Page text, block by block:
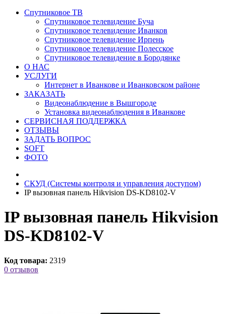
Спутниковое ТВ
Спутниковое телевидение Буча
Спутниковое телевидение Иванков
Спутниковое телевидение Ирпень
Спутниковое телевидение Полесское
Спутниковое телевидение в Бородянке
О НАС
УСЛУГИ
Интернет в Иванкове и Иванковском районе
ЗАКАЗАТЬ
Видеонаблюдение в Вышгороде
Установка видеонаблюдения в Иванкове
СЕРВИСНАЯ ПОДДЕРЖКА
ОТЗЫВЫ
ЗАДАТЬ ВОПРОС
SOFT
ФОТО
СКУД (Системы контроля и управления доступом)
IP вызовная панель Hikvision DS-KD8102-V
IP вызовная панель Hikvision
DS-KD8102-V
Код товара: 2319
0 отзывов